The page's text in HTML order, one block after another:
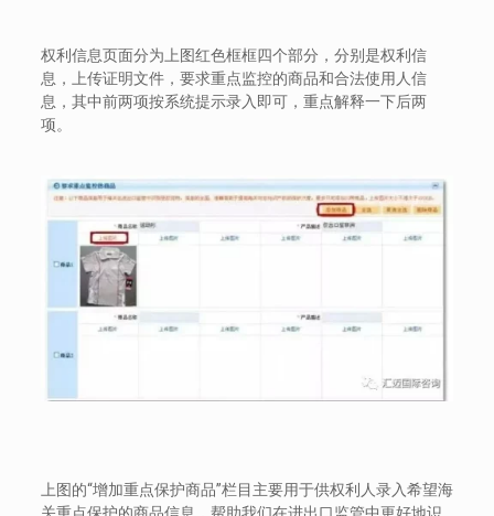
权利信息页面分为上图红色框框四个部分，分别是权利信
息，上传证明文件，要求重点监控的商品和合法使用人信
息，其中前两项按系统提示录入即可，重点解释一下后两
项。
上图的“增加重点保护商品”栏目主要用于供权利人录入希望海